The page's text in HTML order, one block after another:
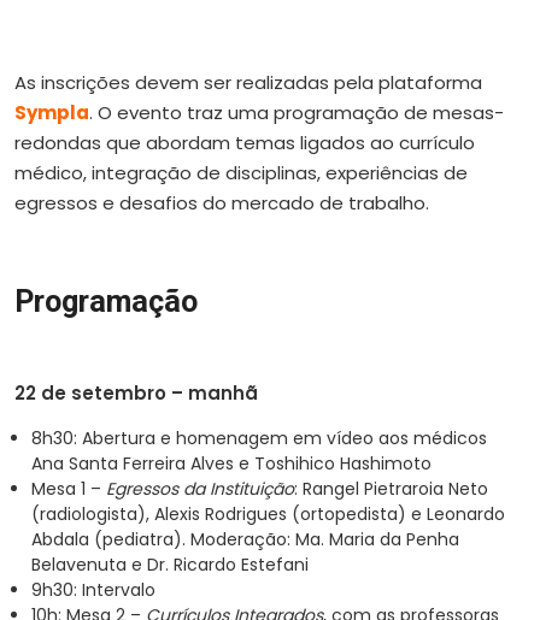
As inscrições devem ser realizadas pela plataforma
Sympla. O evento traz uma programação de mesas-
redondas que abordam temas ligados ao currículo
médico, integração de disciplinas, experiências de
egressos e desafios do mercado de trabalho.
Programação
22 de setembro – manhã
8h30: Abertura e homenagem em vídeo aos médicos
Ana Santa Ferreira Alves e Toshihico Hashimoto
Mesa 1 – Egressos da Instituição: Rangel Pietraroia Neto
(radiologista), Alexis Rodrigues (ortopedista) e Leonardo
Abdala (pediatra). Moderação: Ma. Maria da Penha
Belavenuta e Dr. Ricardo Estefani
9h30: Intervalo
10h: Mesa 2 – Currículos Integrados, com as professoras